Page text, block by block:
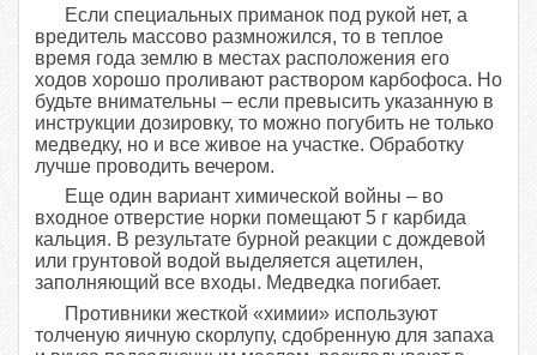
Если специальных приманок под рукой нет, а
вредитель массово размножился, то в теплое
время года землю в местах расположения его
ходов хорошо проливают раствором карбофоса. Но
будьте внимательны – если превысить указанную в
инструкции дозировку, то можно погубить не только
медведку, но и все живое на участке. Обработку
лучше проводить вечером.
Еще один вариант химической войны – во
входное отверстие норки помещают 5 г карбида
кальция. В результате бурной реакции с дождевой
или грунтовой водой выделяется ацетилен,
заполняющий все входы. Медведка погибает.
Противники жесткой «химии» используют
толченую яичную скорлупу, сдобренную для запаха